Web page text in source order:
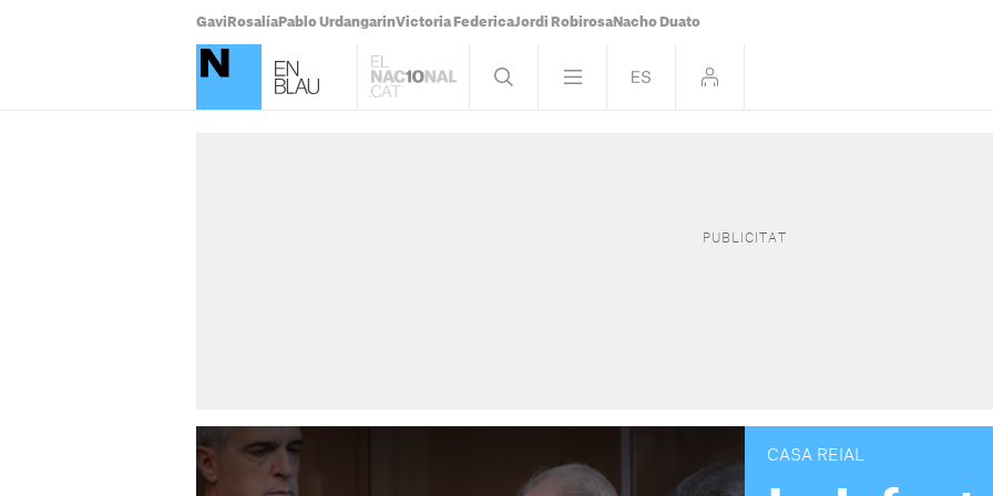
Gavi Rosalía Pablo UrdangarinVictoria FedericaJordi Robirosa Nacho Duato
CASA REIAL